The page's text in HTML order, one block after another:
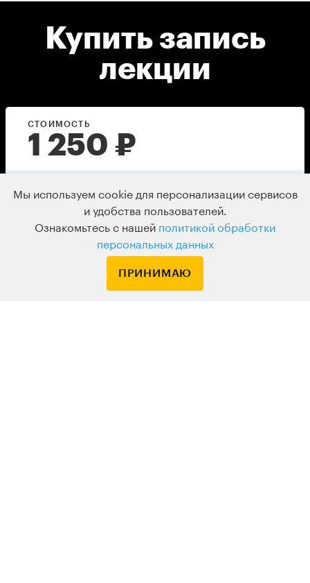
Купить запись
лекции
СТОИМОСТЬ
1 250 ₽
ВВЕСТИ ПРОМОКОД
В КОРЗИНУ
Мы используем cookie для персонализации сервисов
и удобства пользователей.
Ознакомьтесь с нашей политикой обработки
персональных данных
ПРИНИМАЮ